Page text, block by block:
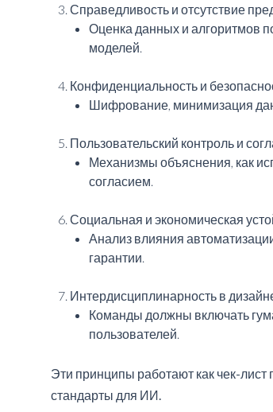
Справедливость и отсутствие
Оценка данных и алгоритмов
моделей.
Конфиденциальность и
Шифрование, минимизация
Пользовательский контроль и
Механизмы объяснения, как
согласием.
Социальная и экономическая
Анализ влияния
гарантии.
Интердисциплинарность в
Команды должны включать
пользователей.
Эти принципы работают как чек-
стандарты для ИИ.